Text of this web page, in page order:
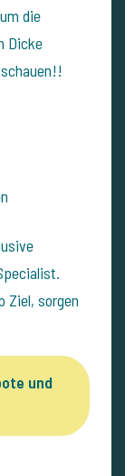
die
Dicke
Ziel, sorgen
und